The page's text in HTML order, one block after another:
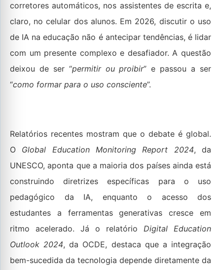
corretores automáticos, nos assistentes de escrita e,
claro, no celular dos alunos. Em 2026, discutir o uso
de IA na educação não é antecipar tendências, é lidar
com um presente complexo e desafiador. A questão
deixou de ser “permitir ou proibir” e passou a ser
“como formar para o uso consciente”.
Relatórios recentes mostram que o debate é global.
O Global Education Monitoring Report 2024, da
UNESCO, aponta que a maioria dos países ainda está
construindo diretrizes específicas para o uso
pedagógico da IA, enquanto o acesso dos
estudantes a ferramentas generativas cresce em
ritmo acelerado. Já o relatório Digital Education
Outlook 2024, da OCDE, destaca que a integração
bem-sucedida da tecnologia depende diretamente da